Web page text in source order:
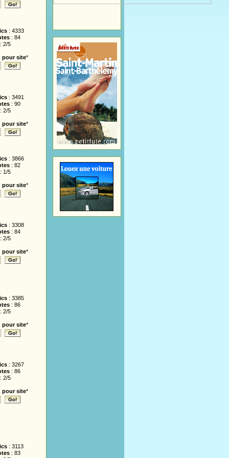
: 4333
: 84
2/5
pour site*
: 3491
: 90
2/5
pour site*
: 3866
: 82
1/5
pour site*
: 3308
: 84
2/5
pour site*
: 3385
: 86
2/5
pour site*
: 3267
: 86
2/5
pour site*
: 3113
: 83